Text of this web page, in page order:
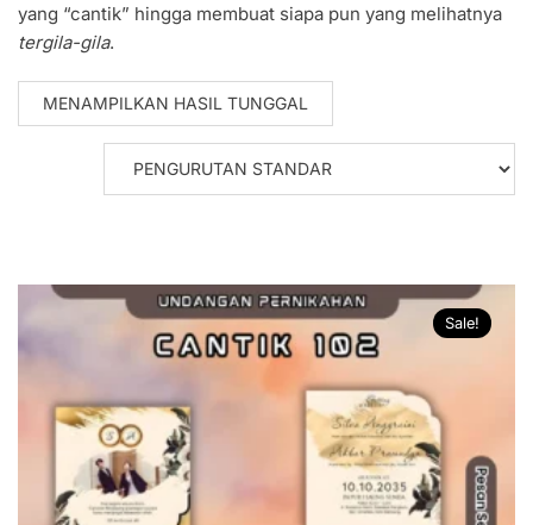
yang “cantik” hingga membuat siapa pun yang melihatnya
tergila-gila.
MENAMPILKAN HASIL TUNGGAL
Sale!